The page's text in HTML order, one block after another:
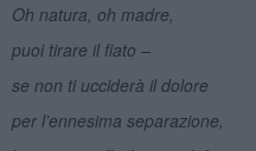
Oh natura, oh madre,
puoi tirare il fiato –
se non ti ucciderà il dolore
per l’ennesima separazione,